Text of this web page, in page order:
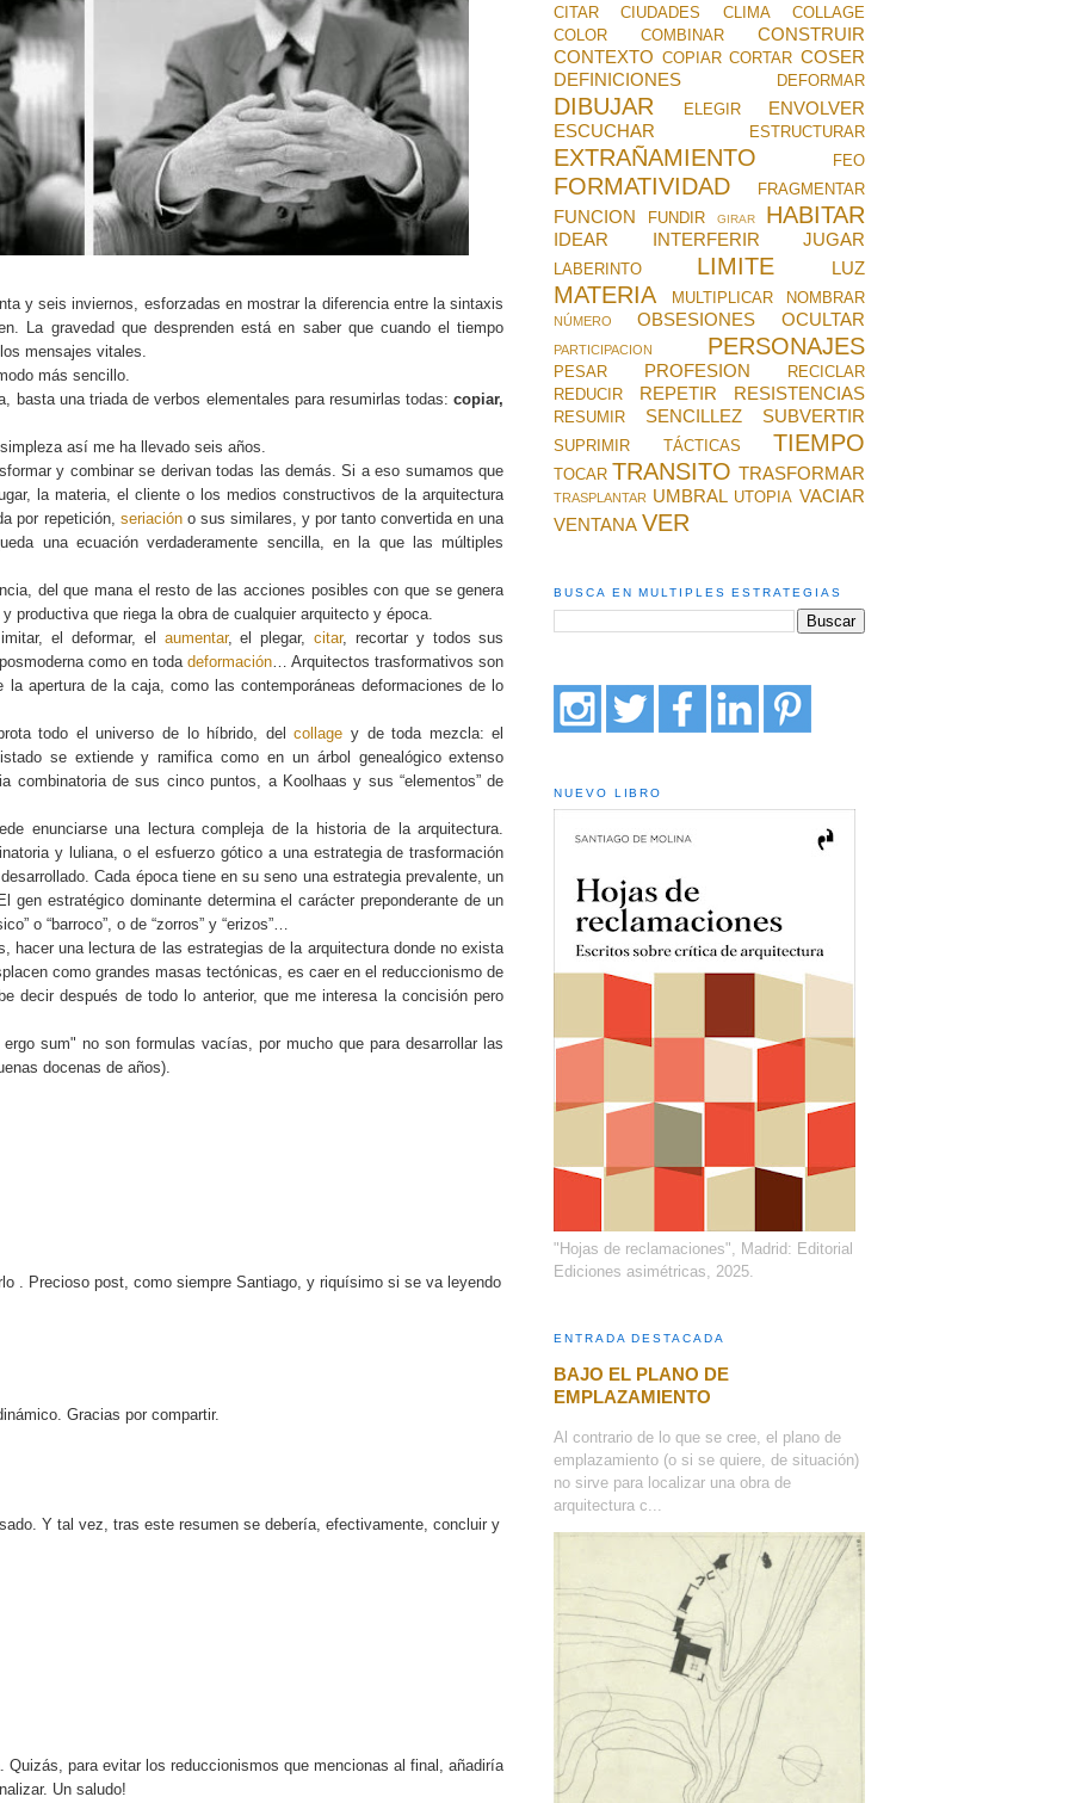
y seis inviernos, esforzadas en mostrar la diferencia entre la sintaxis
La gravedad que desprenden está en saber que cuando el tiempo
mensajes vitales.
más sencillo.
basta una triada de verbos elementales para resumirlas todas:copiar,
así me ha llevado seis años.
y combinar se derivan todas las demás. Si a eso sumamos que
la materia, el cliente o los medios constructivos de la arquitectura
por repetición, seriacióno sus similares, y por tanto convertida en una
una ecuación verdaderamente sencilla, en la que las múltiples
del que mana el resto de las acciones posibles con que se genera
productiva que riega la obra de cualquier arquitecto y época.
el deformar, el aumentar, el plegar,citar, recortar y todos sus
como en todadeformación … Arquitectos trasformativos son
apertura de la caja, como las contemporáneas deformaciones de lo
todo el universo de lo híbrido, delcollage y de toda mezcla: el
se extiende y ramifica como en un árbol genealógico extenso
combinatoria de sus cinco puntos, a Koolhaas y sus “elementos” de
enunciarse una lectura compleja de la historia de la arquitectura.
y luliana, o el esfuerzo gótico a una estrategia de trasformación
Cada época tiene en su seno una estrategia prevalente, un
gen estratégico dominante determina el carácter preponderante de un
o “barroco”, o de “zorros” y “erizos”…
hacer una lectura de las estrategias de la arquitectura donde no exista
como grandes masas tectónicas, es caer en el reduccionismo de
decir después de todo lo anterior, que me interesa la concisión pero
sum" no son formulas vacías, por mucho que para desarrollar las
docenas de años).
. Precioso post, como siempre Santiago, y riquísimo si se va leyendo
Gracias por compartir.
Y tal vez, tras este resumen se debería, efectivamente, concluir y
Quizás, para evitar los reduccionismos que mencionas al final, añadiría
Un saludo!
CITAR CIUDADES CLIMA
COLLAGE
COLOR
COMBINAR
CONSTRUIR
CONTEXTO COPIAR CORTAR COSER
DEFINICIONES
DEFORMAR
DIBUJAR ELEGIR
ENVOLVER
ESCUCHAR
ESTRUCTURAR
EXTRAÑAMIENTO FEO
FORMATIVIDAD FRAGMENTAR
FUNCION FUNDIR GIRAR HABITAR
IDEAR INTERFERIR JUGAR
LABERINTO LIMITE LUZ
MATERIA MULTIPLICAR NOMBRAR
NÚMERO OBSESIONES OCULTAR
PARTICIPACION PERSONAJES
PESAR PROFESION
RECICLAR
REDUCIR
REPETIR RESISTENCIAS
RESUMIR SENCILLEZ SUBVERTIR
SUPRIMIR TÁCTICAS TIEMPO
TOCAR TRANSITO TRASFORMAR
TRASPLANTAR UMBRAL UTOPIA VACIAR
VENTANA VER
BUSCA EN MULTIPLES ESTRATEGIAS
NUEVO LIBRO
"Hojas de reclamaciones", Madrid: Editorial
Ediciones asimétricas, 2025.
ENTRADA DESTACADA
BAJO EL PLANO DE
EMPLAZAMIENTO
Al contrario de lo que se cree, el plano de
emplazamiento (o si se quiere, de situación)
no sirve para localizar una obra de
arquitectura c...